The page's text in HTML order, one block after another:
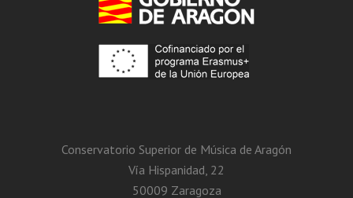
Conservatorio Superior de Música de Aragón
Vía Hispanidad, 22
50009 Zaragoza